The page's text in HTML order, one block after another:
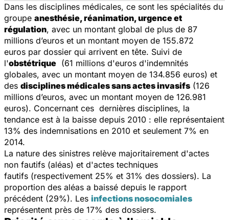
Dans les disciplines médicales, ce sont les spécialités du
groupe anesthésie, réanimation, urgence et
régulation, avec un montant global de plus de 87
millions d’euros et un montant moyen de 155.872
euros par dossier qui arrivent en tête. Suivi de
l'obstétrique (61 millions d'euros d'indemnités
globales, avec un montant moyen de 134.856 euros) et
des disciplines médicales sans actes invasifs (126
millions d’euros, avec un montant moyen de 126.981
euros). Concernant ces dernières disciplines, la
tendance est à la baisse depuis 2010 : elle représentaient
13% des indemnisations en 2010 et seulement 7% en
2014.
La nature des sinistres relève majoritairement d'actes
non fautifs (aléas) et d'actes techniques
fautifs (respectivement 25% et 31% des dossiers). La
proportion des aléas a baissé depuis le rapport
précédent (29%). Les infections nosocomiales
représentent près de 17% des dossiers.